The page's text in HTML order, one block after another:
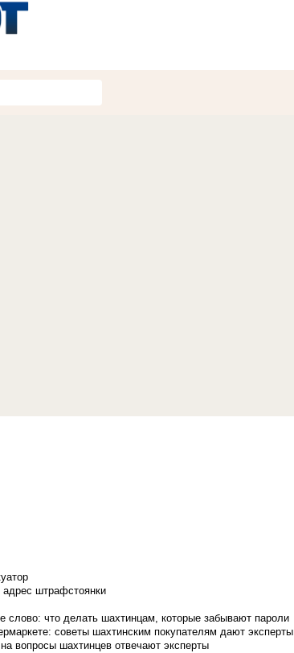
адрес штрафстоянки
слово: что делать шахтинцам, которые забывают пароли
советы шахтинским покупателям дают эксперты
вопросы шахтинцев отвечают эксперты